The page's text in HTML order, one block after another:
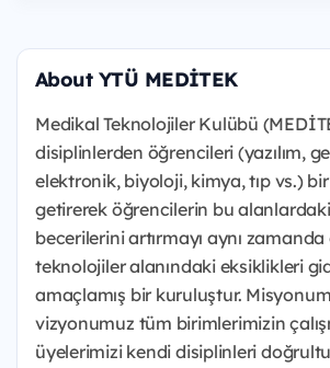
About YTÜ MEDİTEK
Medikal Teknolojiler Kulübü
disiplinlerden öğrencileri (yazılım,
elektronik, biyoloji, kimya, tıp vs.)
getirerek öğrencilerin bu
becerilerini artırmayı aynı
teknolojiler alanındaki eksiklikleri
amaçlamış bir kuruluştur.
vizyonumuz tüm birimlerimizin
üyelerimizi kendi disiplinleri